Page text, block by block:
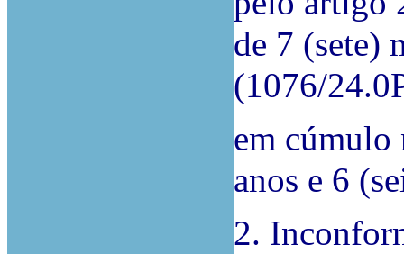
de 7 (sete)
(1076/
em cúmulo
anos e 6
2.